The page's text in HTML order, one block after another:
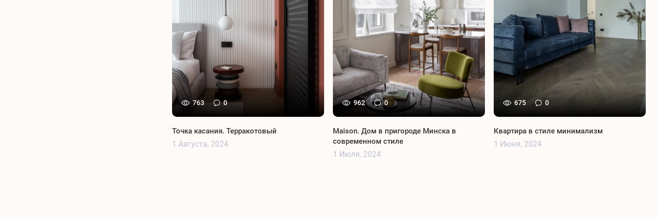
763 0
Точка касания. Терракотовый
1 Августа, 2024
962 0
Maison. Дом в пригороде Минска в
современном стиле
1 Июля, 2024
675 0
Квартира в стиле минимализм
1 Июня, 2024